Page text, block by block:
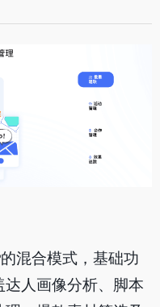
的混合模式，基础功
人画像分析、脚本